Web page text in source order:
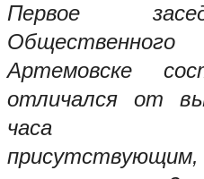
Первое
Артемовске
отличался от
часа